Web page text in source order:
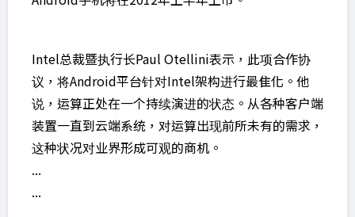
Intel总裁暨执行长Paul Otellini表示，此项合作协
议，将Android平台针对Intel架构进行最隹化。他
说，运算正处在一个持续演进的状态。从各种客户端
装置一直到云端系统，对运算出现前所未有的需求，
这种状况对业界形成可观的商机。
...
...